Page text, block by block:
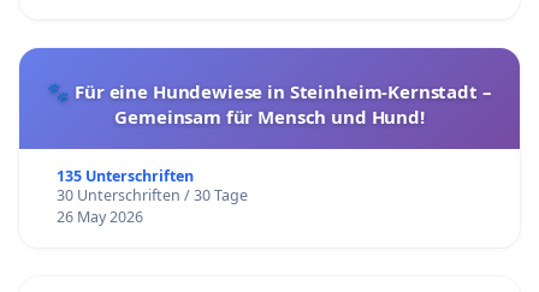
🐾 Für eine Hundewiese in Steinheim-Kernstadt –
Gemeinsam für Mensch und Hund!
135 Unterschriften
30 Unterschriften / 30 Tage
26 May 2026